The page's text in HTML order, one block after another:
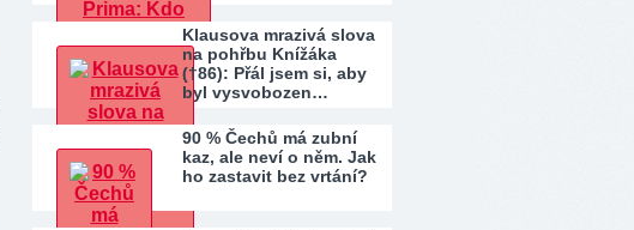
Klausova mrazivá slova
na pohřbu Knížáka
(†86): Přál jsem si, aby
byl vysvobozen…
90 % Čechů má zubní
kaz, ale neví o něm. Jak
ho zastavit bez vrtání?